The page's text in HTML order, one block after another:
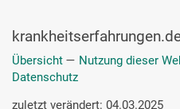
Übersicht — Nutzung dieser
Datenschutz
zuletzt verändert: 04.03.2025